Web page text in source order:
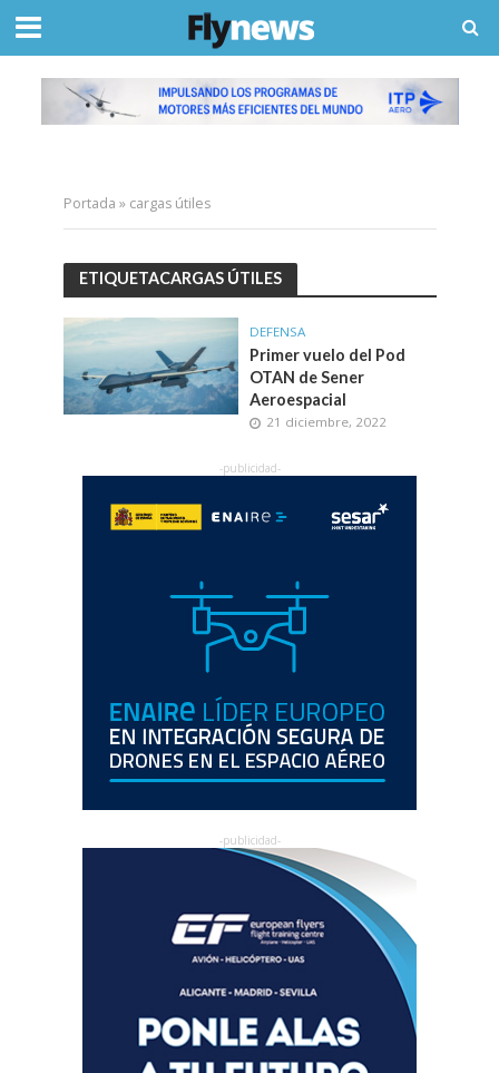
Portada » cargas útiles
ETIQUETACARGAS ÚTILES
DEFENSA
Primer vuelo del Pod
OTAN de Sener
Aeroespacial
21 diciembre, 2022